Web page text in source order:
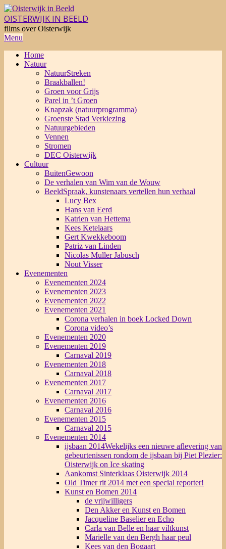
Skip
to
content
OISTERWIJK IN BEELD
films over Oisterwijk
Primary
Menu
Menu
Home
Natuur
NatuurStreken
Braakballen!
Groen voor Grijs
Parel in ’t Groen
Knapzak (natuurprogramma)
Groenste Stad Verkiezing
Natuurgebieden
Vennen
Stromen
DEC Oisterwijk
Cultuur
BuitenGewoon
De verhalen van Wim van de Wouw
BeeldSpraak, kunstenaars vertellen hun verhaal
Lucy Bex
Hans van Eerd
Katrien van Hettema
Kees Ketelaars
Gert Kwekkeboom
Patriz van Linden
Nicolas Muller Jabusch
Nout Visser
Evenementen
Evenementen 2024
Evenementen 2023
Evenementen 2022
Evenementen 2021
Corona verhalen in boek Locked Down
Corona video’s
Evenementen 2020
Evenementen 2019
Carnaval 2019
Evenementen 2018
Carnaval 2018
Evenementen 2017
Carnaval 2017
Evenementen 2016
Carnaval 2016
Evenementen 2015
Carnaval 2015
Evenementen 2014
ijsbaan 2014Wekelijks een nieuwe aflevering van
gebeurtenissen rondom de ijsbaan bij Piet Plezier:
Oisterwijk on Ice skating
Aankomst Sinterklaas Oisterwijk 2014
Old Timer rit 2014 met een special reporter!
Kunst en Bomen 2014
de vrijwilligers
Den Akker en Kunst en Bomen
Jacqueline Baselier en Echo
Carla van Belle en haar viltkunst
Marielle van den Bergh haar peul
Kees van den Bogaart